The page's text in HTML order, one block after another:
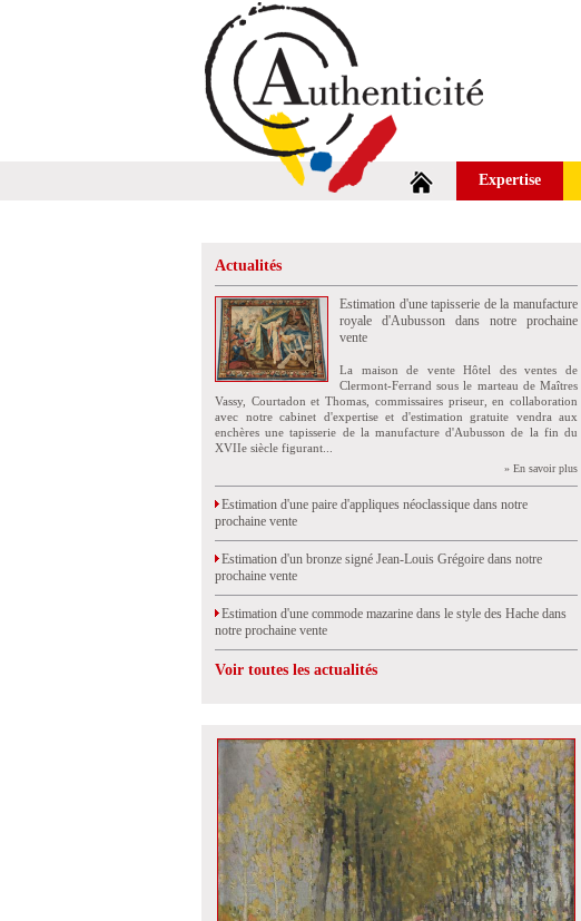
Expertise
Actualités
Estimation d'une tapisserie de la manufacture
royale d'Aubusson dans notre prochaine
vente
La maison de vente Hôtel des ventes de
Clermont-Ferrand sous le marteau de Maîtres
Vassy, Courtadon et Thomas, commissaires priseur, en collaboration
avec notre cabinet d'expertise et d'estimation gratuite vendra aux
enchères une tapisserie de la manufacture d'Aubusson de la fin du
XVIIe siècle figurant...
» En savoir plus
Estimation d'une paire d'appliques néoclassique dans notre
prochaine vente
Estimation d'un bronze signé Jean-Louis Grégoire dans notre
prochaine vente
Estimation d'une commode mazarine dans le style des Hache dans
notre prochaine vente
Voir toutes les actualités